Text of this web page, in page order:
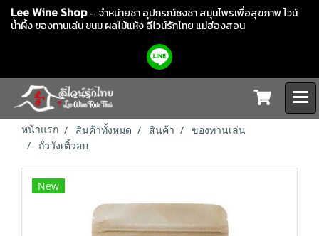
Lee Wine Shop– จำหน่ายชา อุปกรณ์ชงชา สมุนไพรเพื่อสุขภาพ ไวน์
น้ำผึ้ง ของทานเล่น ขนม ผลไม้แห้งลีไวน์รักไทย แม่ฮ่องสอน
หน้าแรก สินค้าทั้งหมด สินค้า
ของทานเล่น
ถั่ววังเติ้วอบ
New